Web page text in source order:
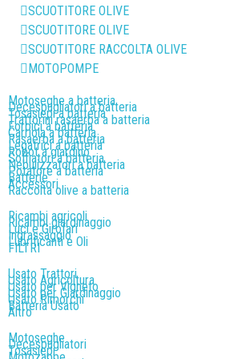
SCUOTITORE OLIVE
SCUOTITORE OLIVE
SCUOTITORE RACCOLTA OLIVE
MOTOPOMPE
Motoseghe a batteria
Decespugliatori a batteria
Tosasiepi a batteria
Trattorini rasaerba a batteria
Forbici a batteria
Carriola a batteria
Rasaerba a batteria
Legatrici a batteria
Robot a giardino
Soffiatori a batteria
Nebulizzatori a batteria
Potatore a batteria
Batterie
Accessori
Raccolta olive a batteria
Ricambi agricoli
Ricambi giardinaggio
Luci e Girofari
Ingrassaggio
Lubrificanti e Oli
FILTRI
Usato Trattori
Usato Agricoltura
Usato per Vigneto
Usato per Giardinaggio
Usato Rimorchi
Batteria Usato
Altro
Motoseghe
Decespugliatori
Tosasiepi